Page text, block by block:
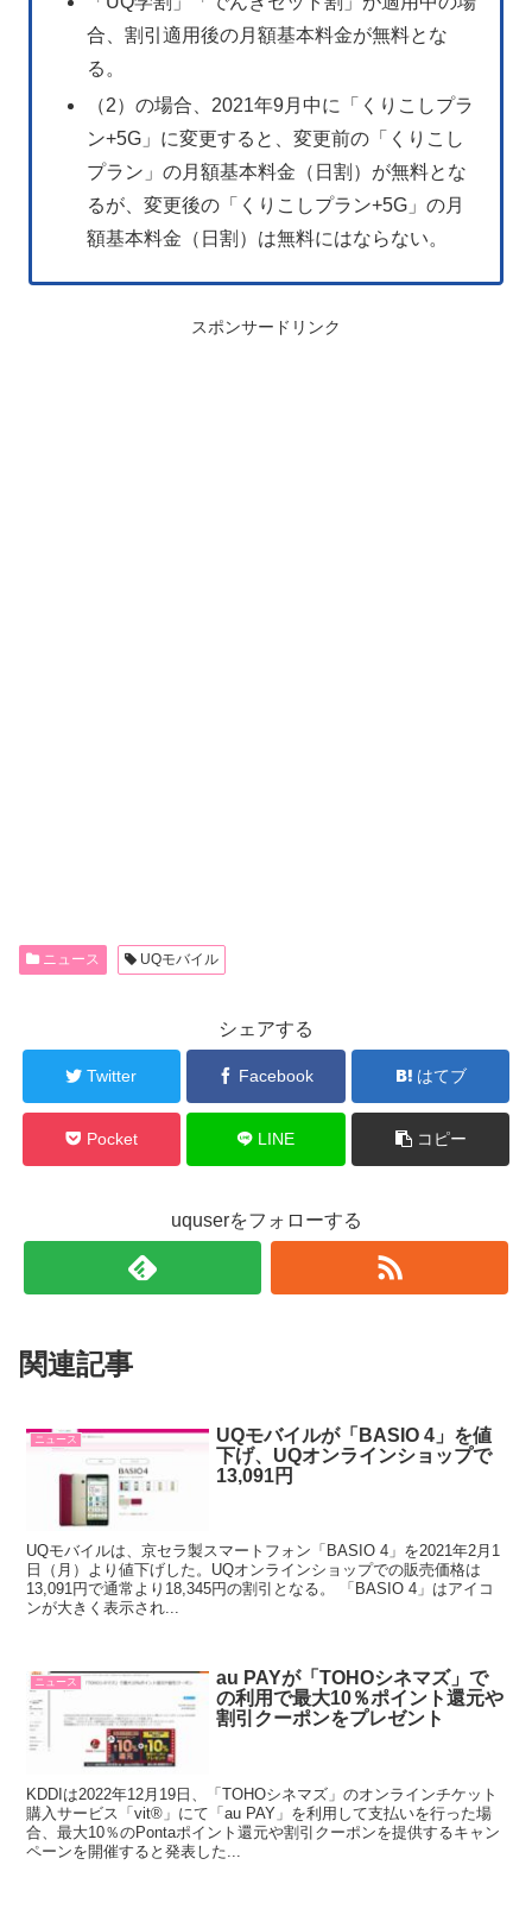
合、割引適用後の月額基本料金が無料とな
る。
（2）の場合、2021年9月中に「くりこしプラ
ン+5G」に変更すると、変更前の「くりこし
プラン」の月額基本料金（日割）が無料とな
るが、変更後の「くりこしプラン+5G」の月
額基本料金（日割）は無料にはならない。
スポンサードリンク
ニュース UQモバイル
シェアする
Twitter Facebook はてブ
Pocket LINE コピー
uquserをフォローする
関連記事
ニュース
UQモバイルが「BASIO 4」を値
下げ、UQオンラインショップで
13,091円
UQモバイルは、京セラ製スマートフォン「BASIO 4」を2021年2月1
日（月）より値下げした。UQオンラインショップでの販売価格は
13,091円で通常より18,345円の割引となる。 「BASIO 4」はアイコ
ンが大きく表示され...
ニュース
au PAYが「TOHOシネマズ」で
の利用で最大10％ポイント還元や
割引クーポンをプレゼント
KDDIは2022年12月19日、「TOHOシネマズ」のオンラインチケット
購入サービス「vit®」にて「au PAY」を利用して支払いを行った場
合、最大10％のPontaポイント還元や割引クーポンを提供するキャン
ペーンを開催すると発表した...